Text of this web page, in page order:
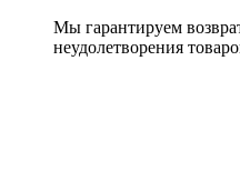
Мы гарантируем
неудолетворения